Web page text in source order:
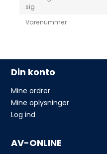
sig
Varenummer
Din konto
Mine ordrer
Mine oplysninger
Log ind
AV-ONLINE